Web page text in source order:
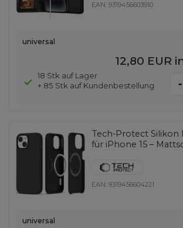
EAN:9319456603910
universal
12,80 EUR
18 Stk auf Lager
+ 85 Stk auf Kundenbestellung
-
Tech-Protect Silikon
für iPhone 15 –
EAN:9319456604221
universal